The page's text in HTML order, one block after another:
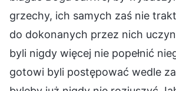
grzechy, ich samych zaś nie
do dokonanych przez nich
byli nigdy więcej nie popełnić
gotowi byli postępować wedle